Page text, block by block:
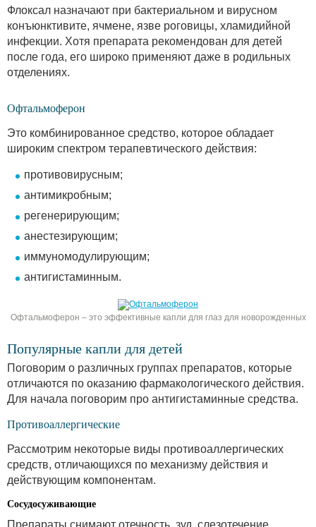
Флоксал назначают при бактериальном и вирусном
конъюнктивите, ячмене, язве роговицы, хламидийной
инфекции. Хотя препарата рекомендован для детей
после года, его широко применяют даже в родильных
отделениях.
Офтальмоферон
Это комбинированное средство, которое обладает
широким спектром терапевтического действия:
противовирусным;
антимикробным;
регенерирующим;
анестезирующим;
иммуномодулирующим;
антигистаминным.
Офтальмоферон – это эффективные капли для глаз для новорожденных
Популярные капли для детей
Поговорим о различных группах препаратов, которые
отличаются по оказанию фармакологического действия.
Для начала поговорим про антигистаминные средства.
Противоаллергические
Рассмотрим некоторые виды противоаллергических
средств, отличающихся по механизму действия и
действующим компонентам.
Сосудосуживающие
Препараты снимают отечность, зуд, слезотечение,